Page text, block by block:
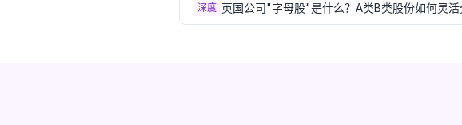
深度 英国公司"字母股"是什么？A类B类股份如何灵活